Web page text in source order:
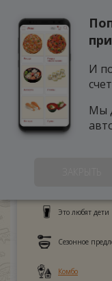
Это любят дети
Сезонное
Комбо
И
счет
Мы